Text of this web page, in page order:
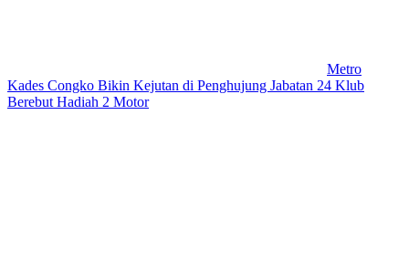
Metro
Kades Congko Bikin Kejutan di Penghujung Jabatan 24 Klub
Berebut Hadiah 2 Motor